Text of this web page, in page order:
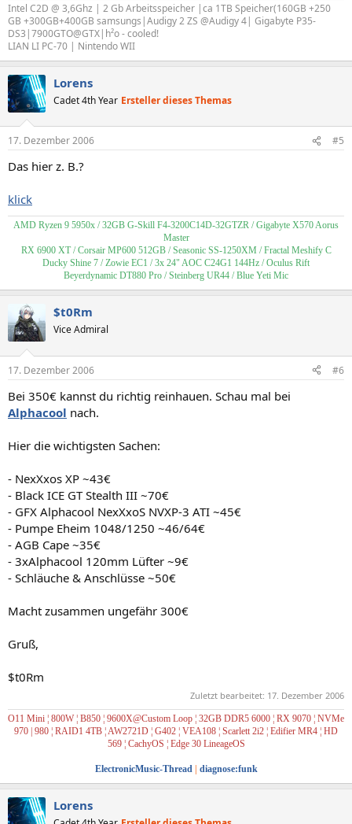
Intel C2D @ 3,6Ghz | 2 Gb Arbeitsspeicher |ca 1TB Speicher(160GB +250
GB +300GB+400GB samsungs|Audigy 2 ZS @Audigy 4| Gigabyte P35-
DS3|7900GTO@GTX|h²o - cooled!
LIAN LI PC-70 | Nintendo WII
Lorens
Cadet 4th Year Ersteller dieses Themas
17. Dezember 2006 #5
Das hier z. B.?
klick
AMD Ryzen 9 5950x / 32GB G-Skill F4-3200C14D-32GTZR / Gigabyte X570 Aorus
Master
RX 6900 XT / Corsair MP600 512GB / Seasonic SS-1250XM / Fractal Meshify C
Ducky Shine 7 / Zowie EC1 / 3x 24" AOC C24G1 144Hz / Oculus Rift
Beyerdynamic DT880 Pro / Steinberg UR44 / Blue Yeti Mic
$t0Rm
Vice Admiral
17. Dezember 2006 #6
Bei 350€ kannst du richtig reinhauen. Schau mal bei
Alphacool nach.
Hier die wichtigsten Sachen:
- NexXxos XP ~43€
- Black ICE GT Stealth III ~70€
- GFX Alphacool NexXxoS NVXP-3 ATI ~45€
- Pumpe Eheim 1048/1250 ~46/64€
- AGB Cape ~35€
- 3xAlphacool 120mm Lüfter ~9€
- Schläuche & Anschlüsse ~50€
Macht zusammen ungefähr 300€
Gruß,
$t0Rm
Zuletzt bearbeitet: 17. Dezember 2006
O11 Mini ¦ 800W ¦ B850 ¦ 9600X@Custom Loop ¦ 32GB DDR5 6000 ¦ RX 9070 ¦ NVMe
970 | 980 ¦ RAID1 4TB ¦ AW2721D ¦ G402 ¦ VEA108 ¦ Scarlett 2i2 ¦ Edifier MR4 ¦ HD
569 ¦ CachyOS ¦ Edge 30 LineageOS
ElectronicMusic-Thread| diagnose:funk
Lorens